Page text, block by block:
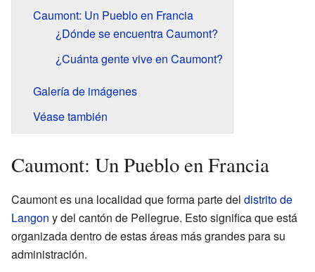
Caumont: Un Pueblo en Francia
¿Dónde se encuentra Caumont?
¿Cuánta gente vive en Caumont?
Galería de imágenes
Véase también
Caumont: Un Pueblo en Francia
Caumont es una localidad que forma parte del distrito de
Langon y del cantón de Pellegrue. Esto significa que está
organizada dentro de estas áreas más grandes para su
administración.